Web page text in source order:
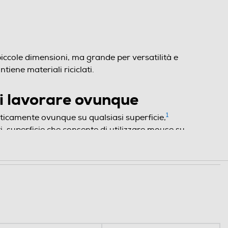
dimensioni, ma grande per versatilità e
materiali riciclati.
lavorare ovunque
ovunque su qualsiasi superficie,1
superficie che consente di utilizzare mouse su